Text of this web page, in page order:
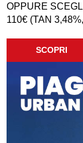
OPPURE
110€ (TAN
SCOPRI